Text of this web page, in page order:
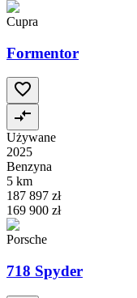
Cupra
Formentor
Używane
2025
Benzyna
5 km
187 897 zł
169 900 zł
Porsche
718 Spyder